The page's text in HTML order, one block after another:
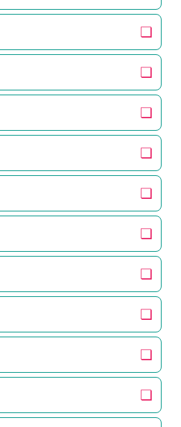
❏
❏
❏
❏
❏
❏
❏
❏
❏
❏